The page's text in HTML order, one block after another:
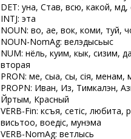
DET: уна, Став, всю, какой,
INTJ: эта
NOUN: во, ае, вок, коми, туй,
NOUN-NomAg: велэдысьыс
NUM: нёль, куим, кык, сизим,
вторая
PRON: ме, сыа, сы, сія, менам,
PROPN: Иван, Из, Тимкалэн,
Йӧртым, Красный
VERB-Fin: кӧсъя, сетіс, любита,
висьтоо, воедіс, мунэма
VERB-NomAg: ветлысь